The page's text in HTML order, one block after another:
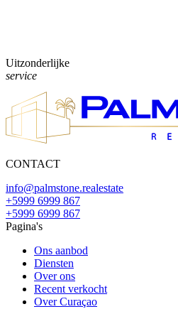
Uitzonderlijke
service
CONTACT
info@palmstone.realestate
+5999 6999 867
+5999 6999 867
Pagina's
Ons aanbod
Diensten
Over ons
Recent verkocht
Over Curaçao